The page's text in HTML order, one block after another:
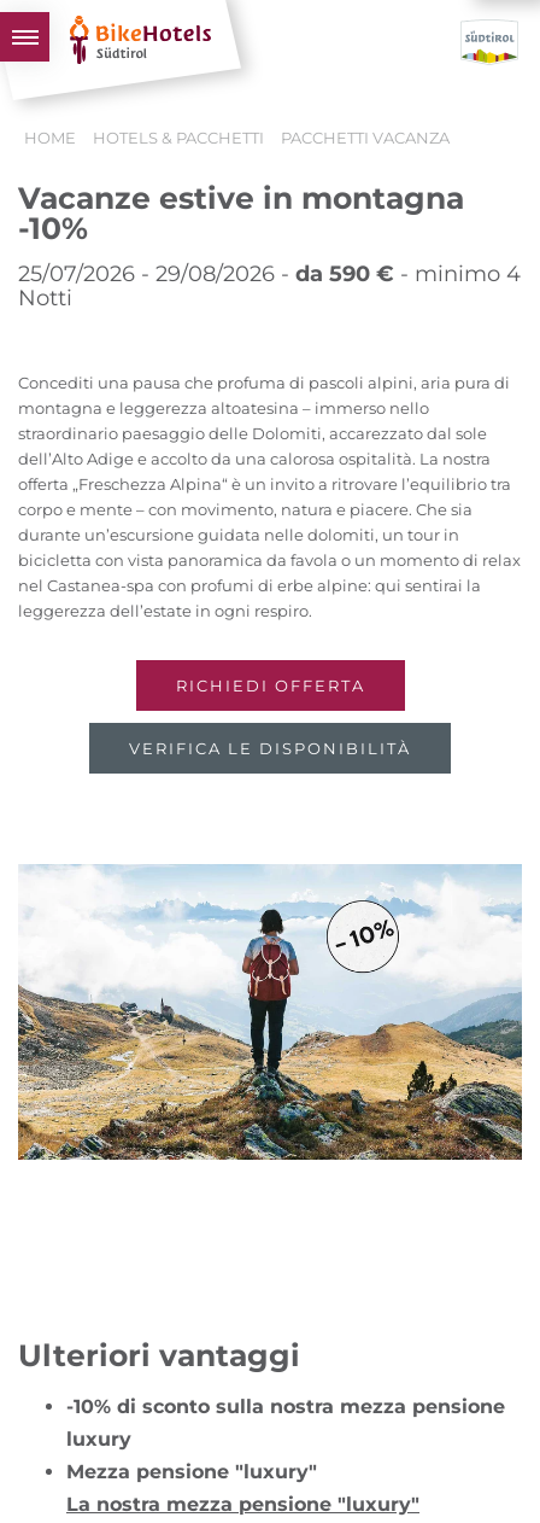
TOUR & TERRITORI
L'ALTO ADIGE & NOI
INFO UTILI
HOME HOTELS & PACCHETTI PACCHETTI VACANZA
Vacanze estive in montagna
-10%
25/07/2026 - 29/08/2026 - da 590 € - minimo 4
Notti
Concediti una pausa che profuma di pascoli alpini, aria pura di
montagna e leggerezza altoatesina – immerso nello
straordinario paesaggio delle Dolomiti, accarezzato dal sole
dell’Alto Adige e accolto da una calorosa ospitalità. La nostra
offerta „Freschezza Alpina“ è un invito a ritrovare l’equilibrio tra
corpo e mente – con movimento, natura e piacere. Che sia
durante un’escursione guidata nelle dolomiti, un tour in
bicicletta con vista panoramica da favola o un momento di relax
nel Castanea-spa con profumi di erbe alpine: qui sentirai la
leggerezza dell’estate in ogni respiro.
RICHIEDI OFFERTA
VERIFICA LE DISPONIBILITÀ
Ulteriori vantaggi
-10% di sconto sulla nostra mezza pensione
luxury
Mezza pensione "luxury"
La nostra mezza pensione "luxury"